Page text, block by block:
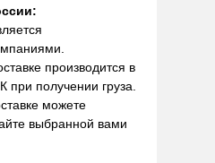
производится в
получении груза.
можете
выбранной вами